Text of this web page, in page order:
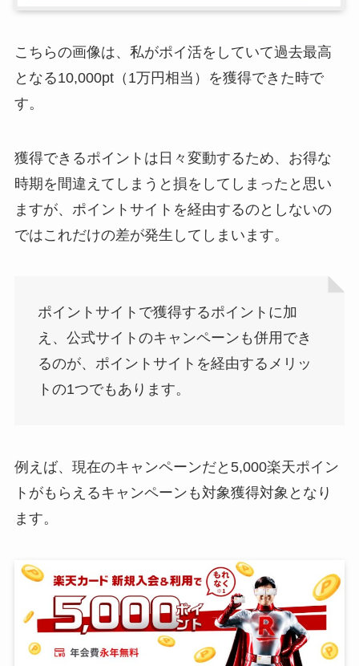
こちらの画像は、私がポイ活をしていて過去最高
となる10,000pt（1万円相当）を獲得できた時で
す。
獲得できるポイントは日々変動するため、お得な
時期を間違えてしまうと損をしてしまったと思い
ますが、ポイントサイトを経由するのとしないの
ではこれだけの差が発生してしまいます。
ポイントサイトで獲得するポイントに加
え、公式サイトのキャンペーンも併用でき
るのが、ポイントサイトを経由するメリッ
トの1つでもあります。
例えば、現在のキャンペーンだと5,000楽天ポイン
トがもらえるキャンペーンも対象獲得対象となり
ます。